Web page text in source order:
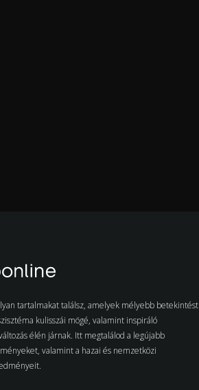
tartalmakat találsz, amelyek mélyebb betekintést
kulisszái mögé, valamint inspiráló
élén járnak. Itt megtalálod a legújabb
valamint a hazai és nemzetközi